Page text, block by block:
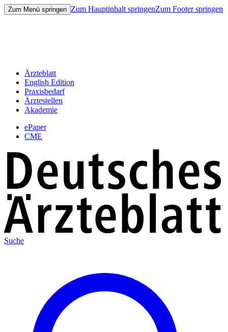
Zum Menü springen Zum Hauptinhalt springenZum Footer springen
Ärzteblatt
English Edition
Praxisbedarf
Ärztestellen
Akademie
ePaper
CME
Suche